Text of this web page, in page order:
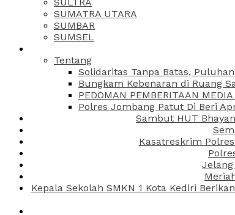
SUMATRA UTARA
SUMBAR
SUMSEL
Tentang
Solidaritas Tanpa Batas,
Bungkam Kebenaran di Ruang
PEDOMAN PEMBERITAAN MEDIA
Polres Jombang Patut Di Beri
Sambut HUT
Kasatreskrim
Kepala Sekolah SMKN 1 Kota Kediri